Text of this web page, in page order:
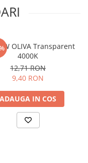
OLIVA Transparent
4000K
12,71 RON
9,40 RON
ADAUGA IN COS